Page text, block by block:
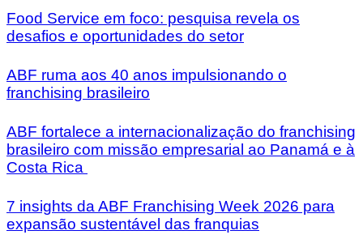
Food Service em foco: pesquisa revela os
desafios e oportunidades do setor
ABF ruma aos 40 anos impulsionando o
franchising brasileiro
ABF fortalece a internacionalização do franchising
brasileiro com missão empresarial ao Panamá e à
Costa Rica
7 insights da ABF Franchising Week 2026 para
expansão sustentável das franquias